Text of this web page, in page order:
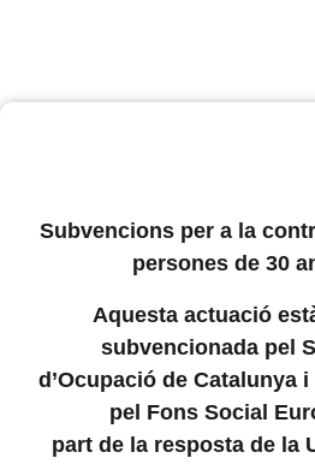
Subvencions per a la
persones de 30
Aquesta actuació
subvencionada pel
d’Ocupació de Catalunya
pel Fons Social
part de la resposta de la